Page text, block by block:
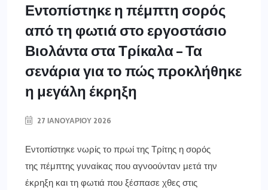
Εντοπίστηκε η πέμπτη σορός
από τη φωτιά στο εργοστάσιο
Βιολάντα στα Τρίκαλα – Τα
σενάρια για το πώς προκλήθηκε
η μεγάλη έκρηξη
27 ΙΑΝΟΥΑΡΊΟΥ 2026
Εντοπίστηκε νωρίς το πρωί της Τρίτης η σορός
της πέμπτης γυναίκας που αγνοούνταν μετά την
έκρηξη και τη φωτιά που ξέσπασε χθες στις